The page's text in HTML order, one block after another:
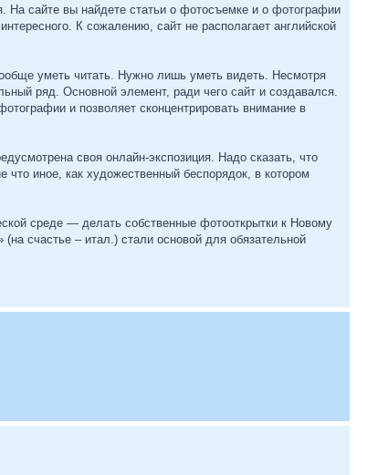
сайте вы найдете статьи о фотосъемке и о фотографии
К сожалению, сайт не располагает английской
уметь читать. Нужно лишь уметь видеть. Несмотря
ряд. Основной элемент, ради чего сайт и создавался.
и позволяет сконцентрировать внимание в
своя онлайн-экспозиция. Надо сказать, что
иное, как художественный беспорядок, в котором
среде — делать собственные фотооткрытки к Новому
счастье – итал.) стали основой для обязательной